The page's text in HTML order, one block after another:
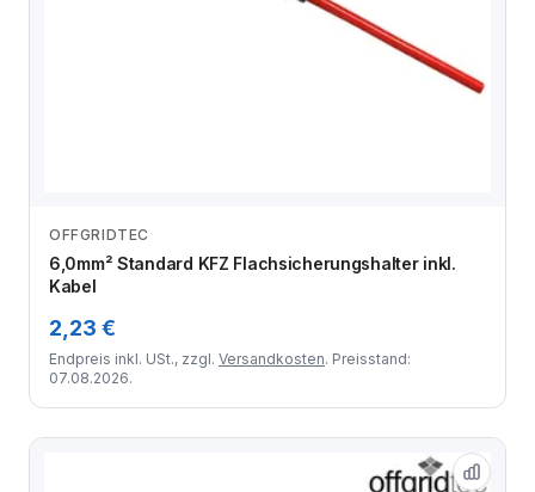
OFFGRIDTEC
6,0mm² Standard KFZ Flachsicherungshalter inkl.
Kabel
2,23 €
Endpreis inkl. USt., zzgl. Versandkosten. Preisstand:
07.08.2026.